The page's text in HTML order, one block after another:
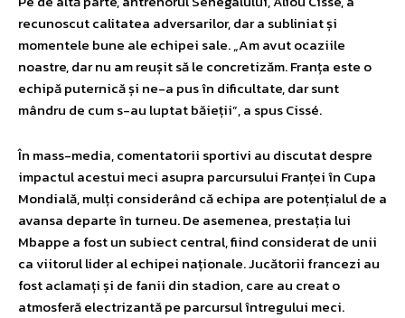
recunoscut calitatea adversarilor, dar a subliniat și
momentele bune ale echipei sale. „Am avut ocaziile
noastre, dar nu am reușit să le concretizăm. Franța este o
echipă puternică și ne-a pus în dificultate, dar sunt
mândru de cum s-au luptat băieții”, a spus Cissé.
În mass-media, comentatorii sportivi au discutat despre
impactul acestui meci asupra parcursului Franței în Cupa
Mondială, mulți considerând că echipa are potențialul de a
avansa departe în turneu. De asemenea, prestația lui
Mbappe a fost un subiect central, fiind considerat de unii
ca viitorul lider al echipei naționale. Jucătorii francezi au
fost aclamați și de fanii din stadion, care au creat o
atmosferă electrizantă pe parcursul întregului meci.